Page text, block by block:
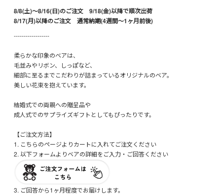
8/8(土)〜8/16(日)のご注文 9/18(金)以降で順次出荷
8/17(月)以降のご注文 通常納期(4週間〜1ヶ月前後)
------------------
柔らかな印象のベアは、
毛並みやリボン、しっぽなど、
細部に至るまでこだわりが詰まっているオリジナルのベア。
美しい花束を抱えています。
結婚式での両親への贈呈品や
成人式でのサプライズギフトとしてもぴったりです。
【ご注文方法】
1. こちらのページよりカートに入れてご注文ください
2. 以下フォームよりベアの詳細をご入力・ご回答ください
3. ご回答から1ヶ月程度でお届けします。